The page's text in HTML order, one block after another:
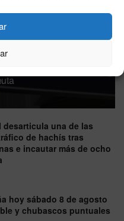
a los viajeros de
desarticula una de las
de hachís tras
e incautar más de ocho
hoy sábado 8 de agosto
y chubascos puntuales